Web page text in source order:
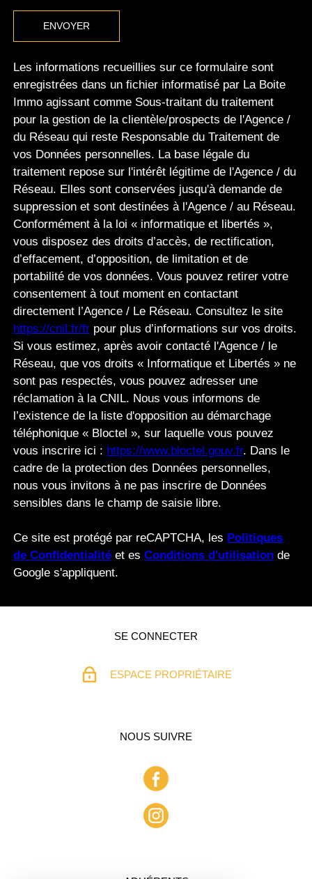
ENVOYER
Les informations recueillies sur ce formulaire sont
enregistrées dans un fichier informatisé par La Boite
Immo agissant comme Sous-traitant du traitement
pour la gestion de la clientèle/prospects de l'Agence /
du Réseau qui reste Responsable du Traitement de
vos Données personnelles. La base légale du
traitement repose sur l'intérêt légitime de l'Agence / du
Réseau. Elles sont conservées jusqu'à demande de
suppression et sont destinées à l'Agence / au Réseau.
Conformément à la loi « informatique et libertés »,
vous disposez des droits d’accès, de rectification,
d’effacement, d’opposition, de limitation et de
portabilité de vos données. Vous pouvez retirer votre
consentement à tout moment en contactant
directement l’Agence / Le Réseau. Consultez le site
https://cnil.fr/fr pour plus d’informations sur vos droits.
Si vous estimez, après avoir contacté l'Agence / le
Réseau, que vos droits « Informatique et Libertés » ne
sont pas respectés, vous pouvez adresser une
réclamation à la CNIL. Nous vous informons de
l’existence de la liste d'opposition au démarchage
téléphonique « Bloctel », sur laquelle vous pouvez
vous inscrire ici : https://www.bloctel.gouv.fr. Dans le
cadre de la protection des Données personnelles,
nous vous invitons à ne pas inscrire de Données
sensibles dans le champ de saisie libre.
Ce site est protégé par reCAPTCHA, les Politiques
de Confidentialité et es Conditions d'utilisation de
Google s'appliquent.
SE CONNECTER
ESPACE PROPRIÉTAIRE
NOUS SUIVRE